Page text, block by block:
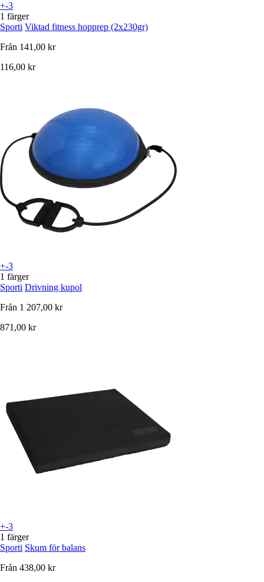
+-3
1 färger
Sporti Viktad fitness hopprep (2x230gr)
Från 141,00 kr
116,00 kr
+-3
1 färger
Sporti Drivning kupol
Från 1 207,00 kr
871,00 kr
+-3
1 färger
Sporti Skum för balans
Från 438,00 kr